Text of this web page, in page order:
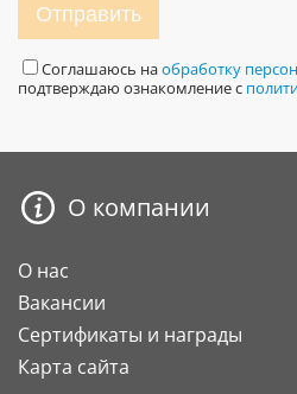
Отправить
Соглашаюсь наобработку
подтверждаю ознакомление с
О компании
О нас
Вакансии
Сертификаты и награды
Карта сайта